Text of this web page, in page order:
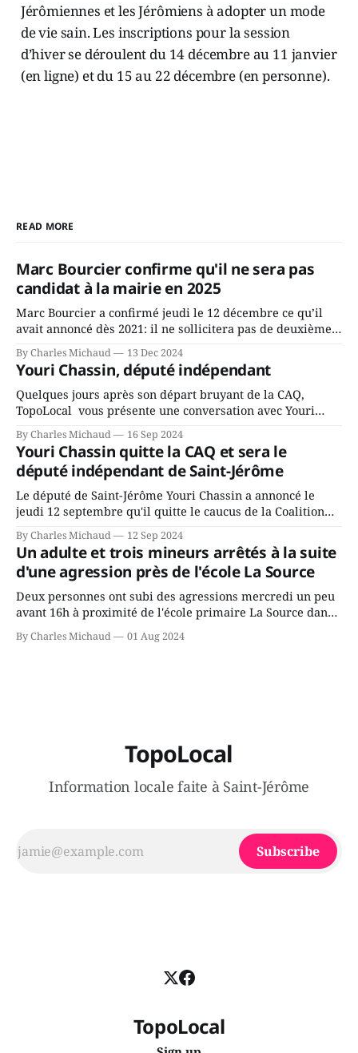
Jérômiennes et les Jérômiens à adopter un mode
de vie sain. Les inscriptions pour la session
d’hiver se déroulent du 14 décembre au 11 janvier
(en ligne) et du 15 au 22 décembre (en personne).
READ MORE
Marc Bourcier confirme qu'il ne sera pas
candidat à la mairie en 2025
Marc Bourcier a confirmé jeudi le 12 décembre ce qu’il
avait annoncé dès 2021: il ne sollicitera pas de deuxième
mandat à titre de maire de Saint-Jérôme. Bourcier en a
fait l’annonce en s’adressant aux employés de la ville,
rassemblés en soirée pour leur traditionnel souper
By Charles Michaud 13 Dec 2024
Youri Chassin, député indépendant
Quelques jours après son départ bruyant de la CAQ,
TopoLocal vous présente une conversation avec Youri
Chassin. Nous avons causé de sa décision. Y songeait-il
depuis longtemps? Sera-t-il candidat indépendant dans 2
ans? Joindrait-il un autre parti, par exemple les
conservateurs d’Éric Duhaime? Que lui
By Charles Michaud 16 Sep 2024
Youri Chassin quitte la CAQ et sera le
député indépendant de Saint-Jérôme
Le député de Saint-Jérôme Youri Chassin a annoncé le
jeudi 12 septembre qu'il quitte le caucus de la Coalition
Avenir Québec de François Legault parce qu'il est déçu du
gouvernement de la CAQ, surtout de son incapacité, qu'il
juge chronique, à offrir des
By Charles Michaud 12 Sep 2024
Un adulte et trois mineurs arrêtés à la suite
d'une agression près de l'école La Source
Deux personnes ont subi des agressions mercredi un peu
avant 16h à proximité de l'école primaire La Source dans
le secteur Bellefeuille de Saint-Jérôme. L'une de deux
victimes aurait été écrasée sous un véhicule et aspergée
By Charles Michaud 01 Aug 2024
TopoLocal
Information locale faite à Saint-Jérôme
Subscribe
TopoLocal